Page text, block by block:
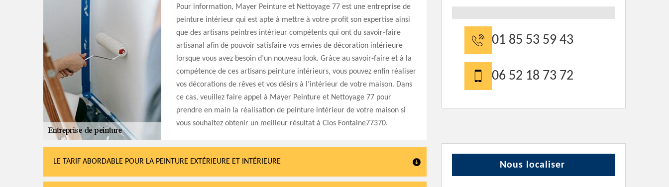
Pour information, Mayer Peinture et Nettoyage 77 est une entreprise de
peinture intérieur qui est apte à mettre à votre profit son expertise ainsi
que des artisans peintres intérieur compétents qui ont du savoir-faire
artisanal afin de pouvoir satisfaire vos envies de décoration intérieure
lorsque vous avez besoin d’un nouveau look. Grâce au savoir-faire et à la
compétence de ces artisans peinture intérieurs, vous pouvez enfin réaliser
vos décorations de rêves et vos désirs à l’intérieur de votre maison. Dans
ce cas, veuillez faire appel à Mayer Peinture et Nettoyage 77 pour
prendre en main la réalisation de peinture intérieur de votre maison si
vous souhaitez obtenir un meilleur résultat à Clos Fontaine77370.
LE TARIF ABORDABLE POUR LA PEINTURE EXTÉRIEURE ET INTÉRIEURE
01 85 53 59 43
06 52 18 73 72
Nous localiser